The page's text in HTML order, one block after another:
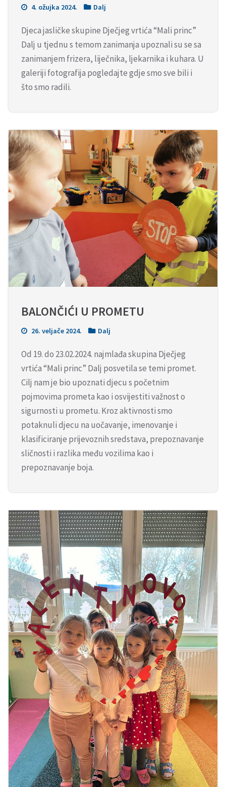
4. ožujka 2024. Dalj
Djeca jasličke skupine Dječjeg vrtića “Mali princ”
Dalj u tjednu s temom zanimanja upoznali su se sa
zanimanjem frizera, liječnika, ljekarnika i kuhara. U
galeriji fotografija pogledajte gdje smo sve bili i
što smo radili.
BALONČIĆI U PROMETU
26. veljače 2024. Dalj
Od 19. do 23.02.2024. najmlađa skupina Dječjeg
vrtića “Mali princ” Dalj posvetila se temi promet.
Cilj nam je bio upoznati djecu s početnim
pojmovima prometa kao i osvijestiti važnost o
sigurnosti u prometu. Kroz aktivnosti smo
potaknuli djecu na uočavanje, imenovanje i
klasificiranje prijevoznih sredstava, prepoznavanje
sličnosti i razlika među vozilima kao i
prepoznavanje boja.